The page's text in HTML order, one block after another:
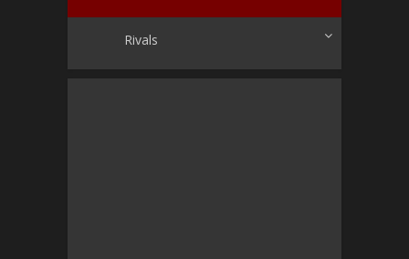
Rivals